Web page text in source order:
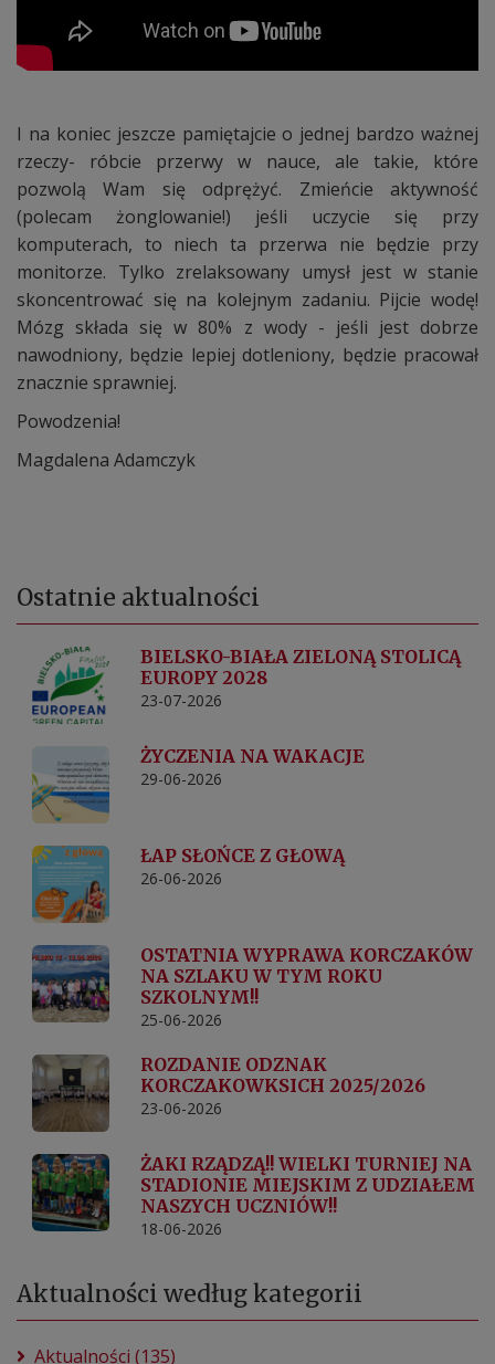
I na koniec jeszcze pamiętajcie o jednej bardzo ważnej
rzeczy- róbcie przerwy w nauce, ale takie, które
pozwolą Wam się odprężyć. Zmieńcie aktywność
(polecam żonglowanie!) jeśli uczycie się przy
komputerach, to niech ta przerwa nie będzie przy
monitorze. Tylko zrelaksowany umysł jest w stanie
skoncentrować się na kolejnym zadaniu. Pijcie wodę!
Mózg składa się w 80% z wody - jeśli jest dobrze
nawodniony, będzie lepiej dotleniony, będzie pracował
znacznie sprawniej.
Powodzenia!
Magdalena Adamczyk
Ostatnie aktualności
BIELSKO-BIAŁA ZIELONĄ STOLICĄ
EUROPY 2028
23-07-2026
ŻYCZENIA NA WAKACJE
29-06-2026
ŁAP SŁOŃCE Z GŁOWĄ
26-06-2026
OSTATNIA WYPRAWA KORCZAKÓW
NA SZLAKU W TYM ROKU
SZKOLNYM!!
25-06-2026
ROZDANIE ODZNAK
KORCZAKOWKSICH 2025/2026
23-06-2026
ŻAKI RZĄDZĄ!! WIELKI TURNIEJ NA
STADIONIE MIEJSKIM Z UDZIAŁEM
NASZYCH UCZNIÓW!!
18-06-2026
Aktualności według kategorii
Aktualności (135)